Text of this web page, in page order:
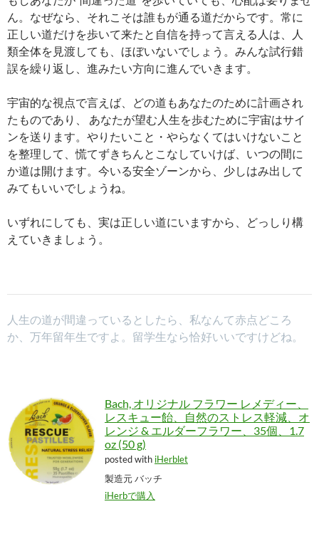
ん。なぜなら、それこそは誰もが通る道だからです。常に
正しい道だけを歩いて来たと自信を持って言える人は、人
類全体を見渡しても、ほぼいないでしょう。みんな試行錯
誤を繰り返し、進みたい方向に進んでいきます。
宇宙的な視点で言えば、どの道もあなたのために計画され
たものであり、 あなたが望む人生を歩むために宇宙はサイ
ンを送ります。やりたいこと・やらなくてはいけないこと
を整理して、慌てずきちんとこなしていけば、いつの間に
か道は開けます。今いる安全ゾーンから、少しはみ出して
みてもいいでしょうね。
いずれにしても、実は正しい道にいますから、どっしり構
えていきましょう。
人生の道が間違っているとしたら、私なんて赤点どころ
か、万年留年生ですよ。留学生なら恰好いいですけどね。
Bach, オリジナル フラワー レメディー、
レスキュー飴、自然のストレス軽減、オ
レンジ & エルダーフラワー、35個、1.7
oz (50 g)
posted with iHerblet
製造元 バッチ
iHerbで購入